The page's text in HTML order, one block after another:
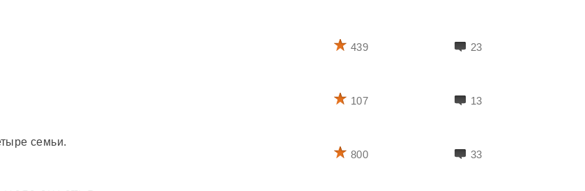
439 23
107 13
семьи.
800 33